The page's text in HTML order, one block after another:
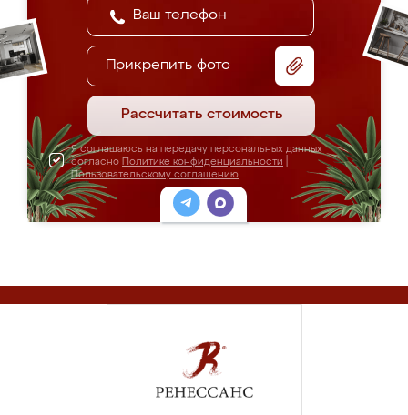
Прикрепить фото
Рассчитать стоимость
Я соглашаюсь на передачу персональных данных
согласно Политике конфиденциальности
Пользовательскому соглашению